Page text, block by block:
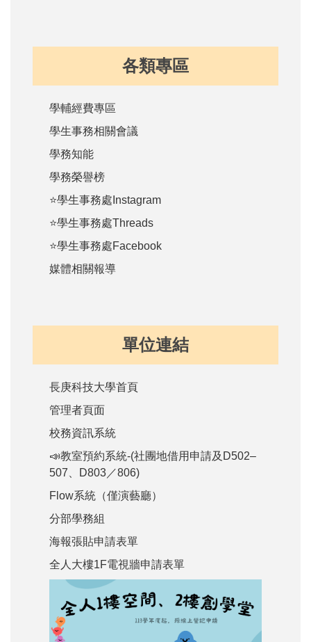
各類專區
學輔經費專區
學生事務相關會議
學務知能
學務榮譽榜
⭐學生事務處Instagram
⭐學生事務處Threads
⭐學生事務處Facebook
媒體相關報導
單位連結
長庚科技大學首頁
管理者頁面
校務資訊系統
📣教室預約系統-(社團地借用申請及D502–
507、D803／806)
Flow系統（僅演藝廳）
分部學務組
海報張貼申請表單
全人大樓1F電視牆申請表單